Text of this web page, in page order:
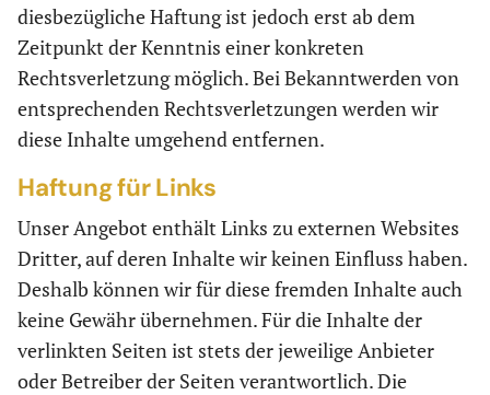
diesbezügliche Haftung ist jedoch erst ab dem
Zeitpunkt der Kenntnis einer konkreten
Rechtsverletzung möglich. Bei Bekanntwerden von
entsprechenden Rechtsverletzungen werden wir
diese Inhalte umgehend entfernen.
Haftung für Links
Unser Angebot enthält Links zu externen Websites
Dritter, auf deren Inhalte wir keinen Einfluss haben.
Deshalb können wir für diese fremden Inhalte auch
keine Gewähr übernehmen. Für die Inhalte der
verlinkten Seiten ist stets der jeweilige Anbieter
oder Betreiber der Seiten verantwortlich. Die